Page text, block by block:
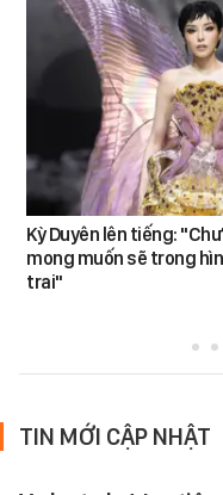
Kỳ Duyên lên tiếng:
mong muốn sẽ trong
trai"
TIN MỚI CẬP NHẬT